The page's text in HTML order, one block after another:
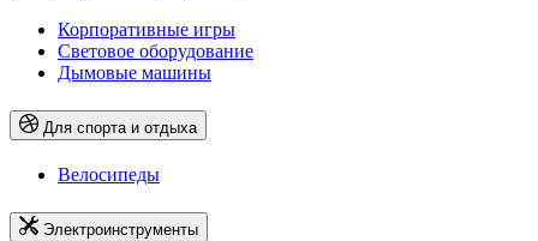
Корпоративные игры
Световое оборудование
Дымовые машины
Для спорта и отдыха
Велосипеды
Электроинструменты